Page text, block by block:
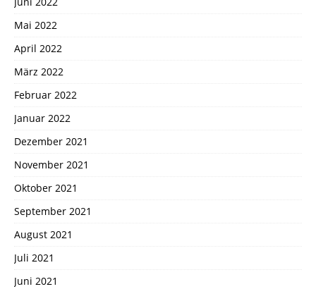
Mai 2022
April 2022
März 2022
Februar 2022
Januar 2022
Dezember 2021
November 2021
Oktober 2021
September 2021
August 2021
Juli 2021
Juni 2021